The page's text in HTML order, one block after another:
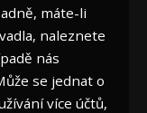
máte-li
naleznete
nás
se jednat o
více účtů,